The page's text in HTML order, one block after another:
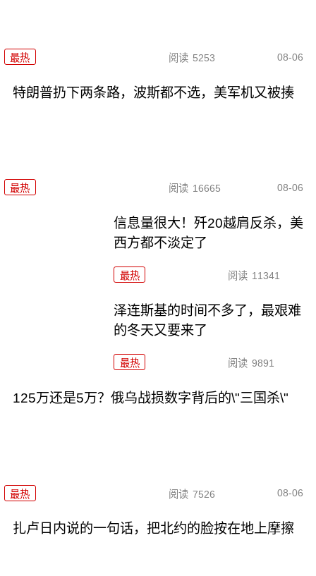
最热 阅读 5253 08-06
特朗普扔下两条路，波斯都不选，美军机又被揍
最热 阅读 16665 08-06
信息量很大！歼20越肩反杀，美
西方都不淡定了
最热 阅读 11341
泽连斯基的时间不多了，最艰难
的冬天又要来了
最热 阅读 9891
125万还是5万？俄乌战损数字背后的\"三国杀\"
最热 阅读 7526 08-06
扎卢日内说的一句话，把北约的脸按在地上摩擦